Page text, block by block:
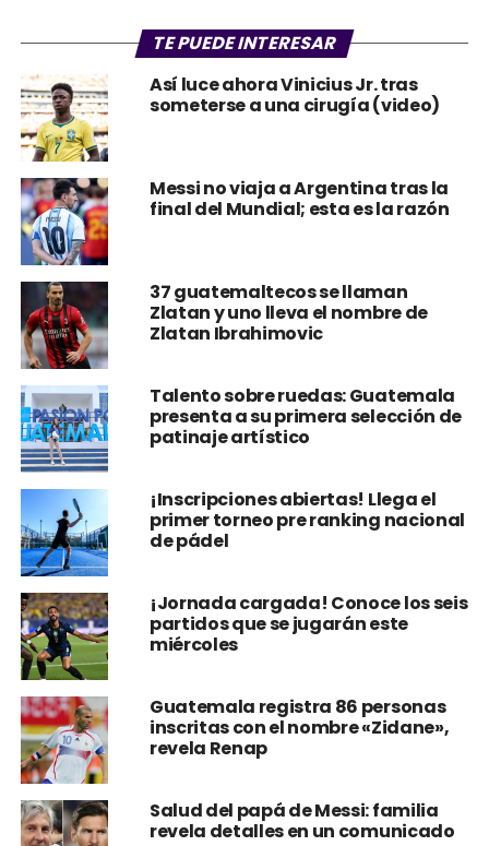
TE PUEDE INTERESAR
Así luce ahora Vinicius Jr. tras
someterse a una cirugía (video)
Messi no viaja a Argentina tras la
final del Mundial; esta es la razón
37 guatemaltecos se llaman
Zlatan y uno lleva el nombre de
Zlatan Ibrahimovic
Talento sobre ruedas: Guatemala
presenta a su primera selección de
patinaje artístico
¡Inscripciones abiertas! Llega el
primer torneo pre ranking nacional
de pádel
¡Jornada cargada! Conoce los seis
partidos que se jugarán este
miércoles
Guatemala registra 86 personas
inscritas con el nombre «Zidane»,
revela Renap
Salud del papá de Messi: familia
revela detalles en un comunicado